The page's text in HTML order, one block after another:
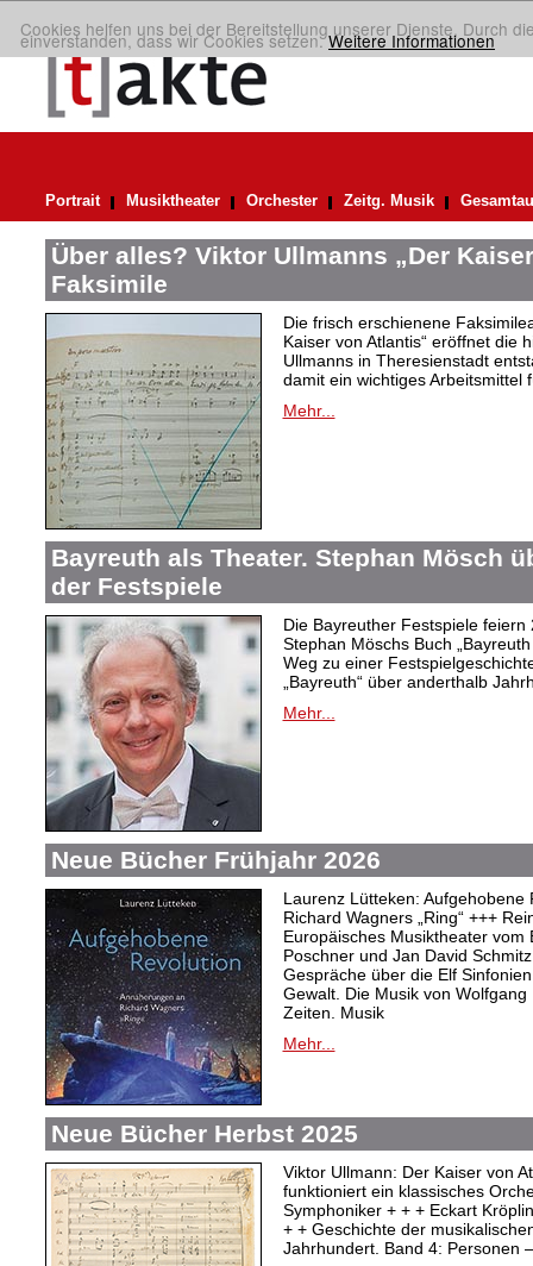
Cookies helfen uns bei der Bereitstellung unserer Dienste. Durch
einverstanden, dass wir Cookies setzen.Weitere Informationen
Portrait Musiktheater Orchester Zeitg. Musik
Über alles? Viktor Ullmanns „Der
Faksimile
Die frisch erschienene
Kaiser von Atlantis“ eröffnet die
Ullmanns in Theresienstadt
damit ein wichtiges Arbeitsmittel
Mehr...
Bayreuth als Theater. Stephan Mösch
der Festspiele
Die Bayreuther Festspiele
Stephan Möschs Buch
Weg zu einer
„Bayreuth“ über anderthalb
Mehr...
Neue Bücher Frühjahr 2026
Laurenz Lütteken: Aufgehobene
Richard Wagners „Ring“ +++
Europäisches Musiktheater vom
Poschner und Jan David
Gespräche über die Elf
Gewalt. Die Musik von
Zeiten. Musik
Mehr...
Neue Bücher Herbst 2025
Viktor Ullmann: Der Kaiser von
funktioniert ein klassisches
Symphoniker + + + Eckart
+ + Geschichte der
Jahrhundert. Band 4: Personen